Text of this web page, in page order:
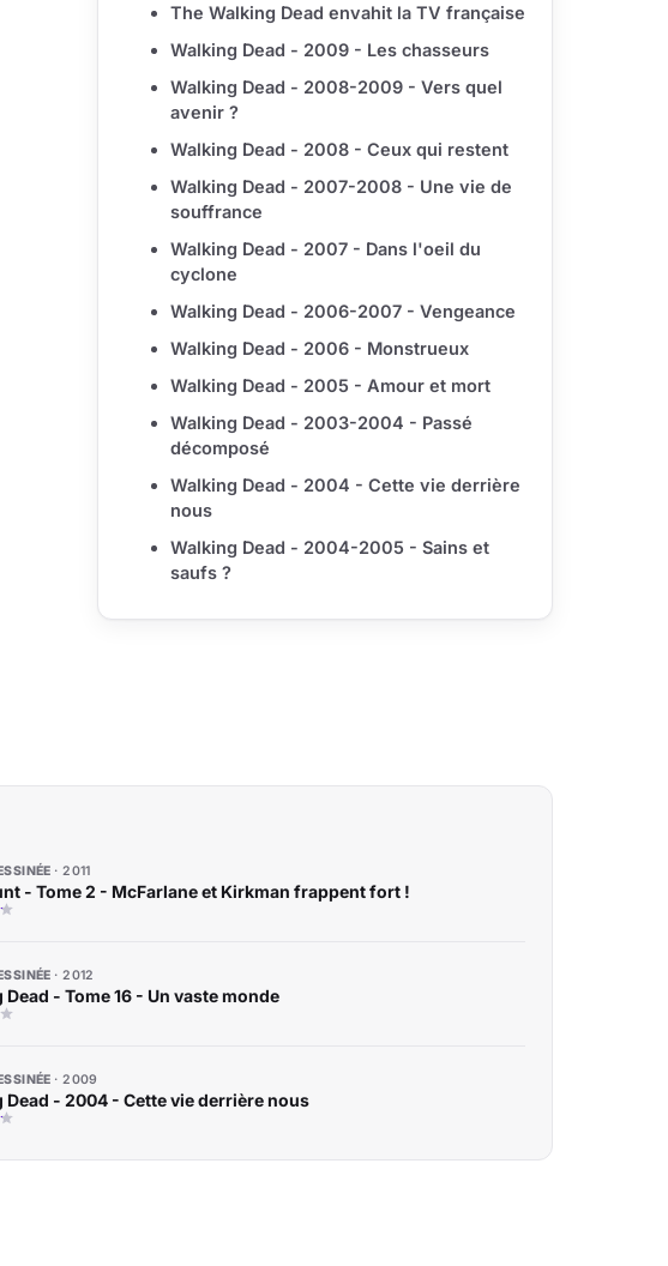
The Walking Dead envahit la TV française
Walking Dead - 2009 - Les chasseurs
Walking Dead - 2008-2009 - Vers quel
avenir ?
Walking Dead - 2008 - Ceux qui restent
Walking Dead - 2007-2008 - Une vie de
souffrance
Walking Dead - 2007 - Dans l'oeil du
cyclone
Walking Dead - 2006-2007 - Vengeance
Walking Dead - 2006 - Monstrueux
Walking Dead - 2005 - Amour et mort
Walking Dead - 2003-2004 - Passé
décomposé
Walking Dead - 2004 - Cette vie derrière
nous
Walking Dead - 2004-2005 - Sains et
saufs ?
2011
- Tome 2 - McFarlane et Kirkman frappent fort !
2012
Dead - Tome 16 - Un vaste monde
2009
Dead - 2004 - Cette vie derrière nous